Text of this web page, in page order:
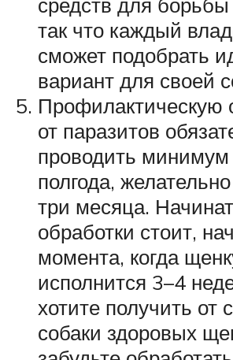
так что каждый
сможет подобрать
вариант для своей
Профилактическую
от паразитов
проводить минимум
полгода,
три месяца.
обработки стоит,
момента, когда
исполнится 3–4
хотите получить от
собаки здоровых